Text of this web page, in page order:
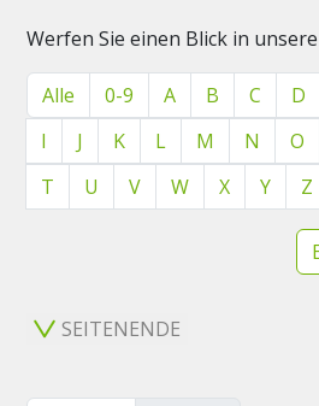
Werfen Sie einen Blick in
Alle 0-9 A B C D
I
J K L M N O
T
U V W X Y Z
SEITENENDE